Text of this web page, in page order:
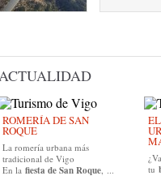
ROMERÍA DE SAN
ROQUE
La romería urbana más
tradicional de Vigo
En la fiesta de San Roque, ...
tu